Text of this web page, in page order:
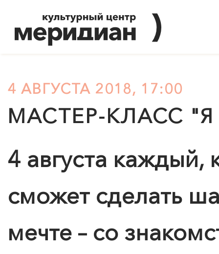
4 АВГУСТА 2018, 17:00
МАСТЕР-КЛАСС "Я
4 августа каждый,
сможет сделать
мечте – со